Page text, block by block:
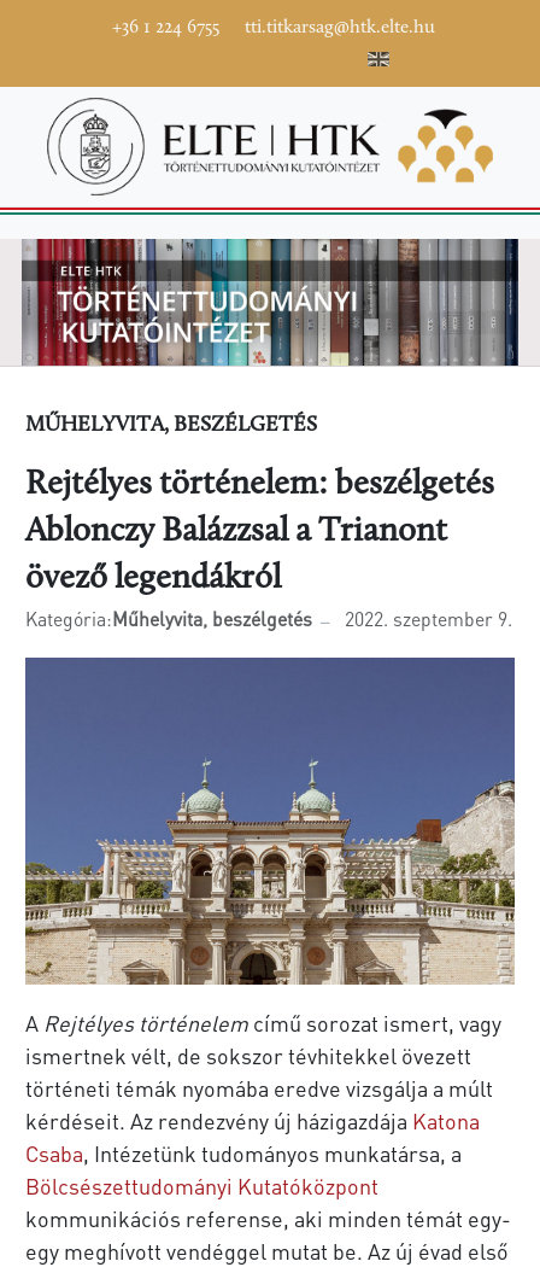
+36 1 224 6755 tti.titkarsag@htk.elte.hu
MŰHELYVITA, BESZÉLGETÉS
Rejtélyes történelem: beszélgetés
Ablonczy Balázzsal a Trianont
övező legendákról
Kategória:Műhelyvita, beszélgetés 2022. szeptember 9.
A Rejtélyes történelem című sorozat ismert, vagy
ismertnek vélt, de sokszor tévhitekkel övezett
történeti témák nyomába eredve vizsgálja a múlt
kérdéseit. Az rendezvény új házigazdája Katona
Csaba, Intézetünk tudományos munkatársa, a
Bölcsészettudományi Kutatóközpont
kommunikációs referense, aki minden témát egy-
egy meghívott vendéggel mutat be. Az új évad első